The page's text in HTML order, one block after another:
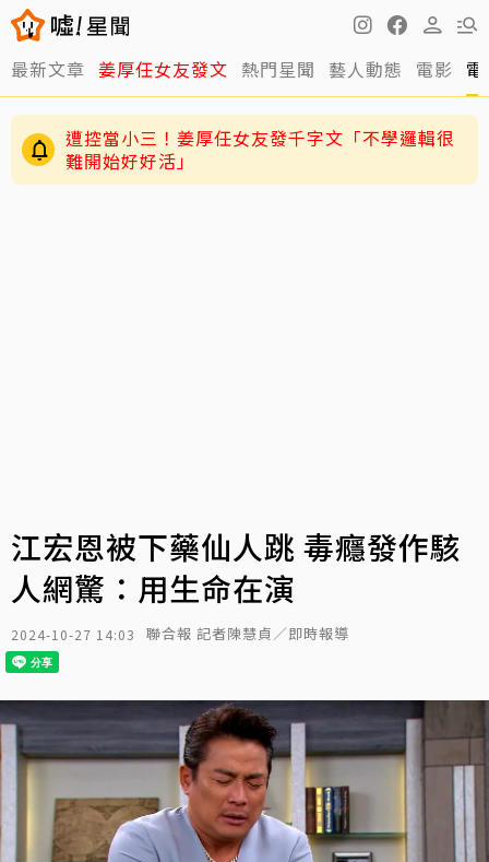
最新文章 姜厚任女友發文 熱門星聞 藝人動態 電影
遭控當小三！姜厚任女友發千字文「不學邏輯很
難開始好好活」
江宏恩被下藥仙人跳 毒癮發作駭
人網驚：用生命在演
2024-10-27 14:03 聯合報 記者陳慧貞／即時報導